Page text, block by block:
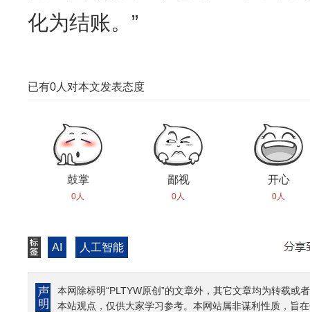
化为结账。”
已有0 人对本文发表态度
鼓掌
0人
鄙视
0人
开心
0人
AI 人工智能
本网除标明“PLTYW原创”的文章外，其它文章均为转载
本站观点，仅供大家学习参考。本网站属非谋利性质，旨